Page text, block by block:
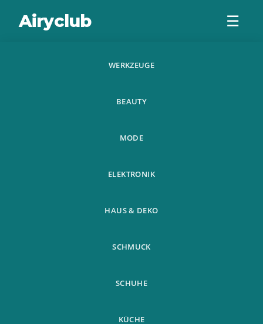
Airyclub ☰
WERKZEUGE
BEAUTY
MODE
ELEKTRONIK
HAUS & DEKO
SCHMUCK
SCHUHE
KÜCHE
Foot Hammock
Office Justerbar
Stud